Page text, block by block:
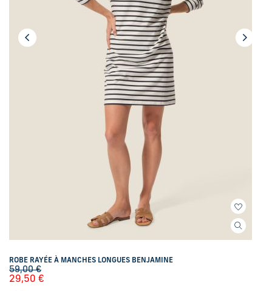
ROBE RAYÉE À MANCHES LONGUES BENJAMINE
59,00€
29,50 €